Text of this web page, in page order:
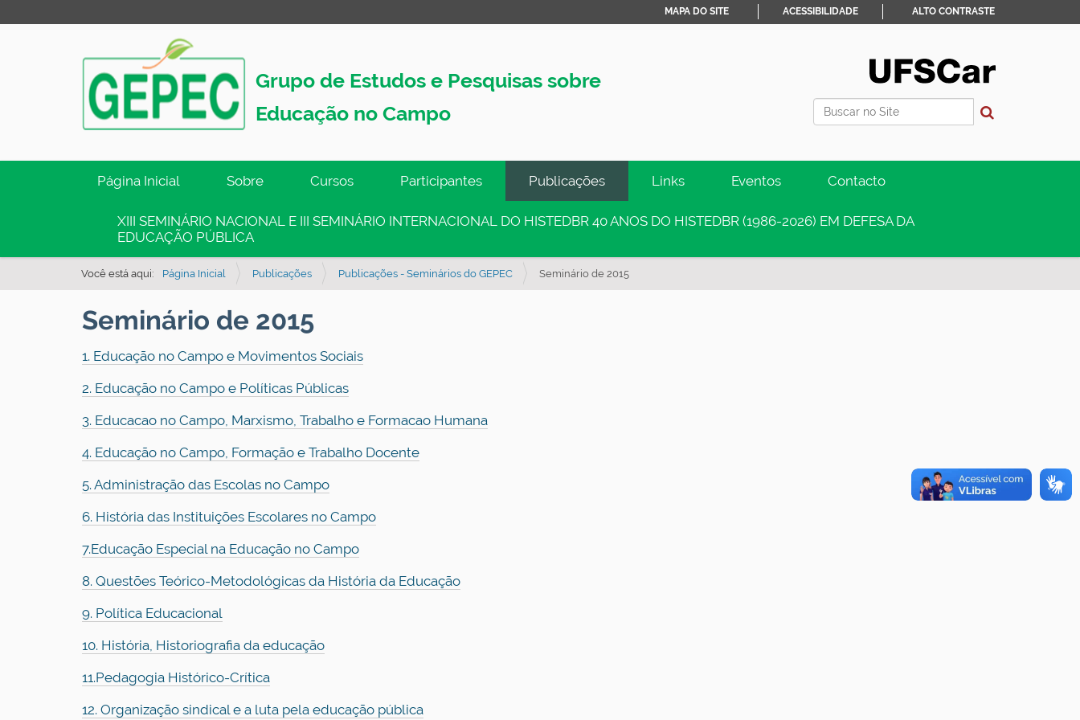
Grupo de Estudos e Pesquisas sobre
Educação no Campo
Busca
MAPA DO SITE ACESSIBILIDADE ALTO CONTRASTE
g
Página Inicial Sobre Cursos Participantes Publicações Links Eventos Contacto
XIII SEMINÁRIO NACIONAL E III SEMINÁRIO INTERNACIONAL DO HISTEDBR 40 ANOS DO HISTEDBR (1986-2026) EM DEFESA DA
EDUCAÇÃO PÚBLICA
Você está aqui: Página Inicial Publicações Publicações - Seminários do GEPEC Seminário de 2015
Seminário de 2015
1. Educação no Campo e Movimentos Sociais
2. Educação no Campo e Políticas Públicas
3. Educacao no Campo, Marxismo, Trabalho e Formacao Humana
4. Educação no Campo, Formação e Trabalho Docente
5. Administração das Escolas no Campo
6. História das Instituições Escolares no Campo
7.Educação Especial na Educação no Campo
8. Questões Teórico-Metodológicas da História da Educação
9. Política Educacional
10. História, Historiografia da educação
11.Pedagogia Histórico-Crítica
12. Organização sindical e a luta pela educação pública